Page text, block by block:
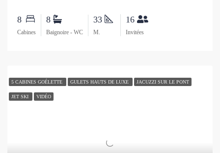
8
Cabines
8
Baignoire - WC
33
M.
16
Invitées
5 CABINES GOÉLETTE GULETS HAUTS DE LUXE JACUZZI SUR LE PONT
JET SKI VIDÉO